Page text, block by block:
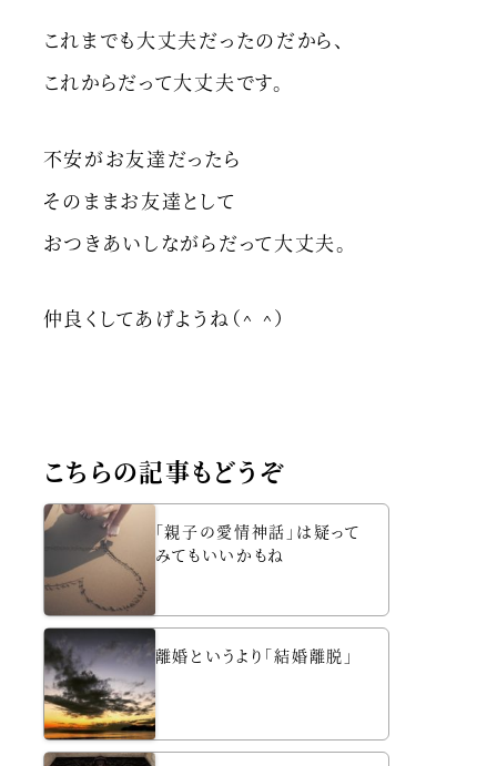
これまでも大丈夫だったのだから、
これからだって大丈夫です。
不安がお友達だったら
そのままお友達として
おつきあいしながらだって大丈夫。
仲良くしてあげようね（^ ^）
こちらの記事もどうぞ
「親子の愛情神話」は疑って
みてもいいかもね
離婚というより「結婚離脱」